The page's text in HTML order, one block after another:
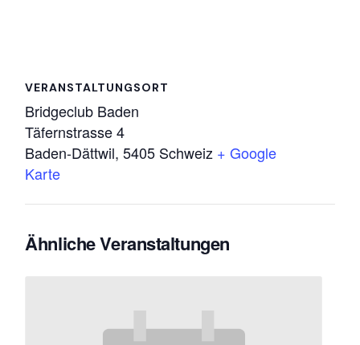
VERANSTALTUNGSORT
Bridgeclub Baden
Täfernstrasse 4
Baden-Dättwil, 5405 Schweiz + Google
Karte
Ähnliche Veranstaltungen